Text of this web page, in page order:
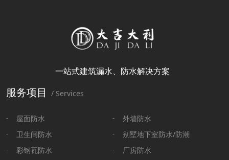
一站式建筑漏水、防水解决方案
服务项目 / Services
屋面防水
外墙防水
卫生间防水
别墅地下室防水/防潮
彩钢瓦防水
厂房防水